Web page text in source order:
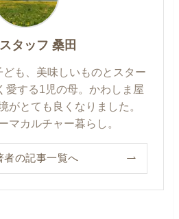
タッフ 桑田
も、美味しいものとスター
愛する1児の母。かわしま屋
がとても良くなりました。
マカルチャー暮らし。
者の記事一覧へ